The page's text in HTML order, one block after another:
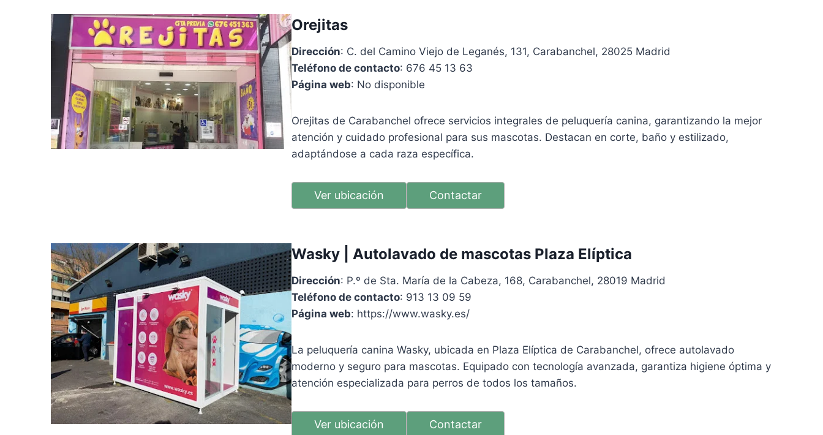
Orejitas
Dirección: C. del Camino Viejo de Leganés, 131, Carabanchel, 28025 Madrid
Teléfono de contacto: 676 45 13 63
Página web: No disponible
Orejitas de Carabanchel ofrece servicios integrales de peluquería canina, garantizando la mejor
atención y cuidado profesional para sus mascotas. Destacan en corte, baño y estilizado,
adaptándose a cada raza específica.
Ver ubicación Contactar
Wasky | Autolavado de mascotas Plaza Elíptica
Dirección: P.º de Sta. María de la Cabeza, 168, Carabanchel, 28019 Madrid
Teléfono de contacto: 913 13 09 59
Página web: https://www.wasky.es/
La peluquería canina Wasky, ubicada en Plaza Elíptica de Carabanchel, ofrece autolavado
moderno y seguro para mascotas. Equipado con tecnología avanzada, garantiza higiene óptima y
atención especializada para perros de todos los tamaños.
Ver ubicación Contactar